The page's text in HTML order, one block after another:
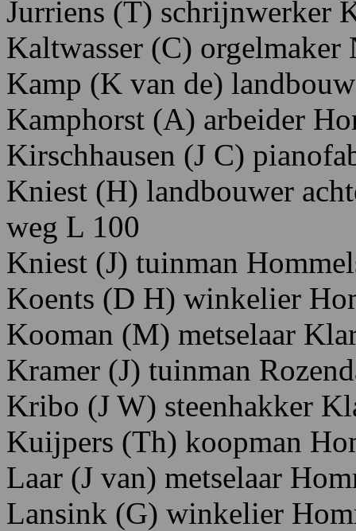
Jurriens (T) schrijnwerker
Kaltwasser (C) orgelmaker
Kamp (K van de)
Kamphorst (A) arbeider H
Kirschhausen (J C)
Kniest (H) landbouwer
weg L 100
Kniest (J) tuinman Hom
Koents (D H) winkelier H
Kooman (M) metselaar K
Kramer (J) tuinman R
Kribo (J W) steenhakker K
Kuijpers (Th) koopman H
Laar (J van) metselaar
Lansink (G) winkelier